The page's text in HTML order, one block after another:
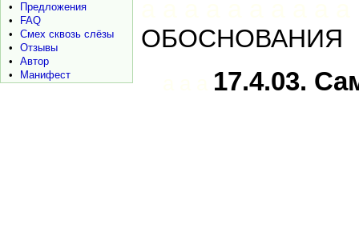
•
Предложения
•
FAQ
•
Смех сквозь слёзы
•
Отзывы
•
Автор
•
Манифест
ОБОСНОВАНИЯ
17.4.03.